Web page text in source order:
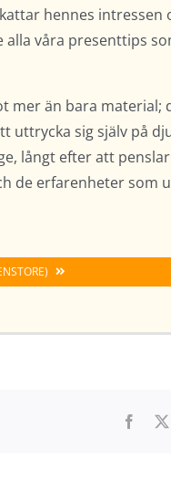
hennes intressen
våra presenttips
mer än bara material;
uttrycka sig själv på
långt efter att
de erfarenheter som